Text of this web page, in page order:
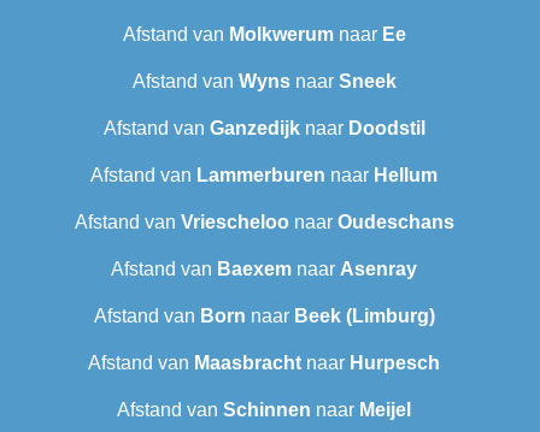
Afstand van Molkwerumnaar Ee
Afstand van Wynsnaar Sneek‎
Afstand van Ganzedijknaar Doodstil
Afstand van Lammerburen naar Hellum
Afstand van Vriescheloo naar Oudeschans
Afstand van Baexem naar Asenray
Afstand van Born naar Beek (Limburg)
Afstand van Maasbracht naar Hurpesch
Afstand van Schinnen naar Meijel